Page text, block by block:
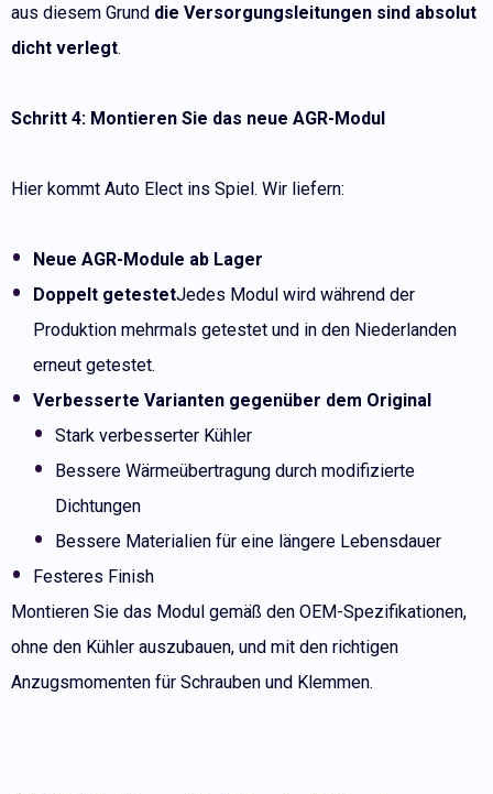
aus diesem Grund die Versorgungsleitungen sind absolut
dicht verlegt.
Schritt 4: Montieren Sie das neue AGR-Modul
Hier kommt Auto Elect ins Spiel. Wir liefern:
Neue AGR-Module ab Lager
Doppelt getestetJedes Modul wird während der
Produktion mehrmals getestet und in den Niederlanden
erneut getestet.
Verbesserte Varianten gegenüber dem Original
Stark verbesserter Kühler
Bessere Wärmeübertragung durch modifizierte
Dichtungen
Bessere Materialien für eine längere Lebensdauer
Festeres Finish
Montieren Sie das Modul gemäß den OEM-Spezifikationen,
ohne den Kühler auszubauen, und mit den richtigen
Anzugsmomenten für Schrauben und Klemmen.